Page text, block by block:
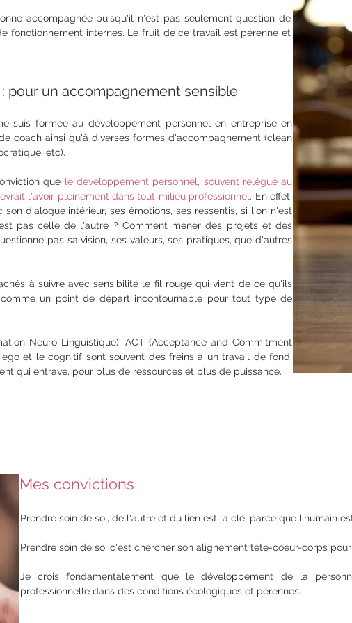
accompagnée puisqu'il n'est pas seulement question de
fonctionnement internes. Le fruit de ce travail est pérenne et
pour un accompagnement sensible
suis formée au développement personnel en entreprise en
coach ainsi qu'à diverses formes d'accompagnement (clean
etc).
que le développement personnel, souvent relégué au
l'avoir pleinement dans tout milieu professionnel. En effet,
dialogue intérieur, ses émotions, ses ressentis, si l'on n'est
pas celle de l'autre ? Comment mener des projets et des
pas sa vision, ses valeurs, ses pratiques, que d'autres
à suivre avec sensibilité le fil rouge qui vient de ce qu'ils
un point de départ incontournable pour tout type de
Neuro Linguistique), ACT (Acceptance and Commitment
et le cognitif sont souvent des freins à un travail de fond.
qui entrave, pour plus de ressources et plus de puissance.
Mes convictions
Prendre soin de soi, de l'autre et du lien est la clé, parce que l'humain
Prendre soin de soi c'est chercher son alignement tête-coeur-corps
Je crois fondamentalement que le développement de la
professionnelle dans des conditions écologiques et pérennes.​